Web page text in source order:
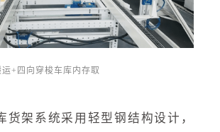
+四向穿梭车库内存取
货架系统采用轻型钢结构设计，